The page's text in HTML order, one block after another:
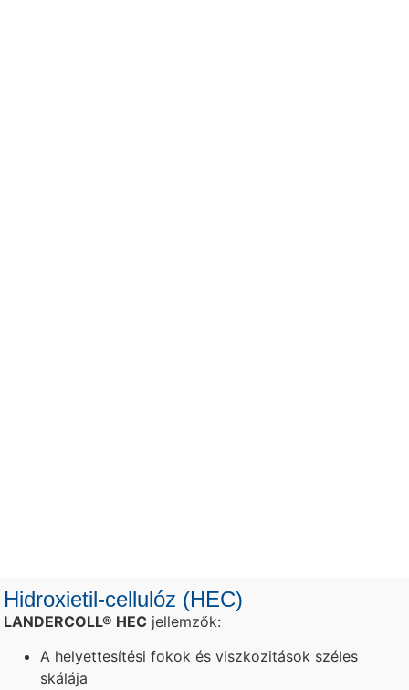
Hidroxietil-cellulóz (HEC)
LANDERCOLL® HEC jellemzők:
A helyettesítési fokok és viszkozitások széles
skálája